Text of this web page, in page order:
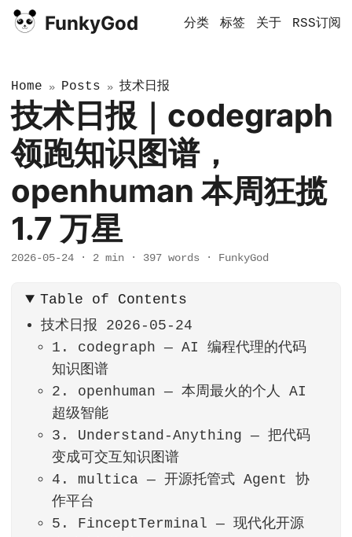
FunkyGod 分类 标签 关于 RSS订阅
Home » Posts » 技术日报
技术日报｜codegraph
领跑知识图谱，
openhuman 本周狂揽
1.7 万星
2026-05-24 · 2 min · 397 words · FunkyGod
Table of Contents
技术日报 2026-05-24
1. codegraph — AI 编程代理的代码
知识图谱
2. openhuman — 本周最火的个人 AI
超级智能
3. Understand-Anything — 把代码
变成可交互知识图谱
4. multica — 开源托管式 Agent 协
作平台
5. FinceptTerminal — 现代化开源